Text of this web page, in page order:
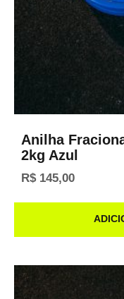
Anilha
2kg Azul
R$145,00